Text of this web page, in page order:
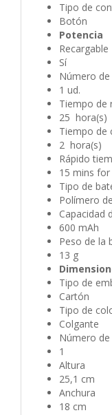
Tipo de
Botón
Potencia
Recargable
Sí
Número de
1 ud.
Tiempo de
25 hora(s)
Tiempo de
2 hora(s)
Rápido
15 mins
Tipo de
Polímero
Capacidad
600 mAh
Peso de la
13 g
Tipo de
Cartón
Tipo de
Colgante
Número
1
Altura
25,1 cm
Anchura
18 cm